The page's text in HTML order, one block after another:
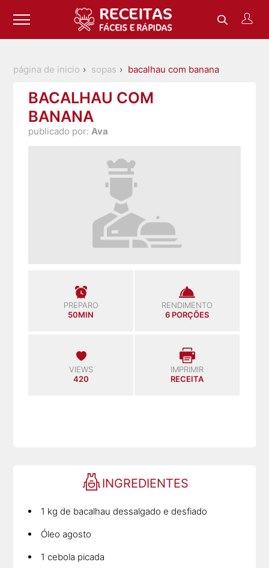
página de inicio sopas bacalhau com banana
BACALHAU COM
BANANA
publicado por:Ava
PREPARO
50MIN
RENDIMENTO
6 PORÇÕES
VIEWS
420
IMPRIMIR
RECEITA
INGREDIENTES
1 kg de bacalhau dessalgado e desfiado
Óleo agosto
1 cebola picada